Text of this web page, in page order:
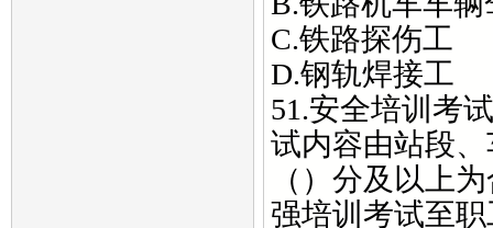
C.铁路探伤工
D.钢轨焊接工
51.安全培训考
试内容由站段
（）分及以上
强培训考试至